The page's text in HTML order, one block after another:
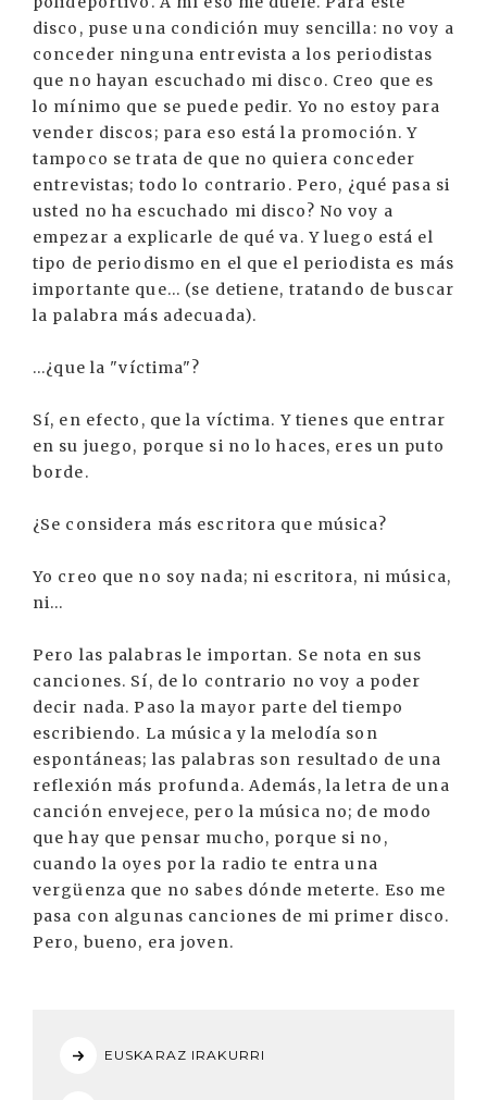
disco, puse una condición muy sencilla: no voy a
conceder ninguna entrevista a los periodistas
que no hayan escuchado mi disco. Creo que es
lo mínimo que se puede pedir. Yo no estoy para
vender discos; para eso está la promoción. Y
tampoco se trata de que no quiera conceder
entrevistas; todo lo contrario. Pero, ¿qué pasa si
usted no ha escuchado mi disco? No voy a
empezar a explicarle de qué va. Y luego está el
tipo de periodismo en el que el periodista es más
importante que... (se detiene, tratando de buscar
la palabra más adecuada).
...¿que la "víctima"?
Sí, en efecto, que la víctima. Y tienes que entrar
en su juego, porque si no lo haces, eres un puto
borde.
¿Se considera más escritora que música?
Yo creo que no soy nada; ni escritora, ni música,
ni...
Pero las palabras le importan. Se nota en sus
canciones. Sí, de lo contrario no voy a poder
decir nada. Paso la mayor parte del tiempo
escribiendo. La música y la melodía son
espontáneas; las palabras son resultado de una
reflexión más profunda. Además, la letra de una
canción envejece, pero la música no; de modo
que hay que pensar mucho, porque si no,
cuando la oyes por la radio te entra una
vergüenza que no sabes dónde meterte. Eso me
pasa con algunas canciones de mi primer disco.
Pero, bueno, era joven.
EUSKARAZ IRAKURRI